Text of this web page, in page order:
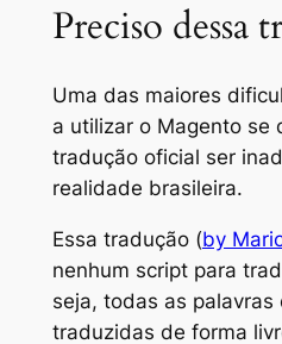
Preciso dessa
Uma das maiores
a utilizar o Magento se
tradução oficial ser
realidade brasileira.
Essa tradução (by
nenhum script para
seja, todas as palavras
traduzidas de forma